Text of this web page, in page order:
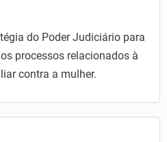
do Poder Judiciário para
processos relacionados à
contra a mulher.